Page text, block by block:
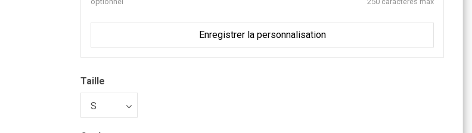
Enregistrer la personnalisation
Taille